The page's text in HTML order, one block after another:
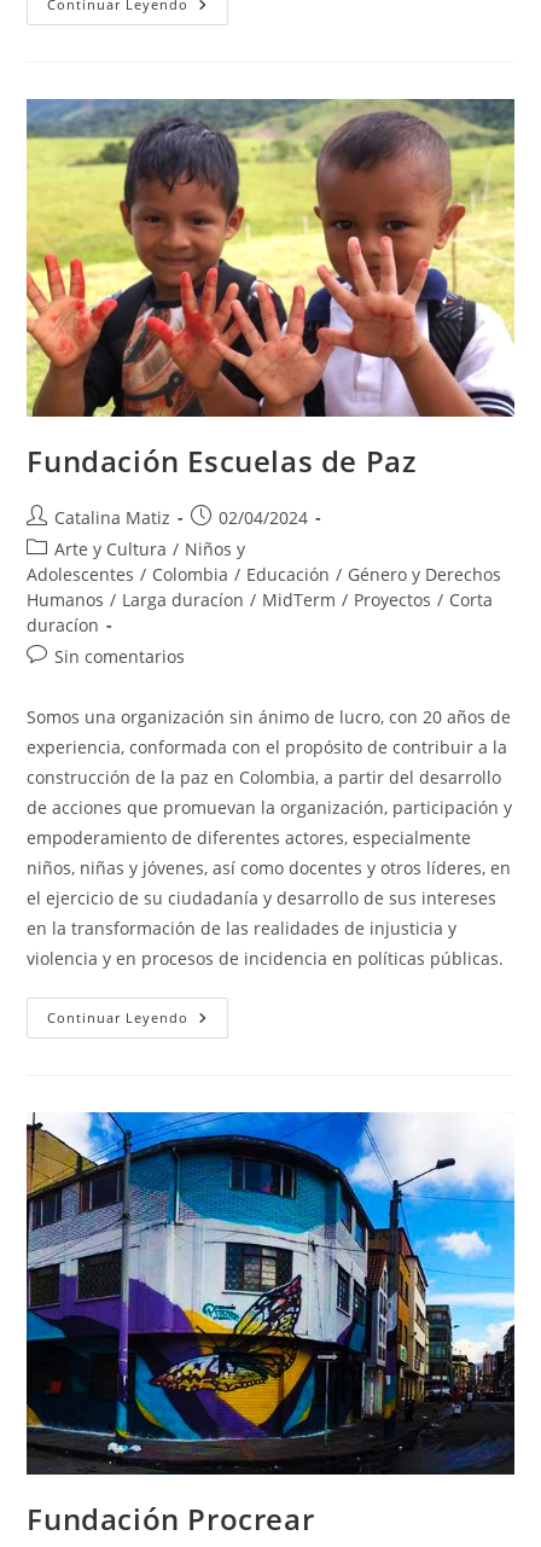
Continuar Leyendo
Zoocriadero
Fundación Escuelas de Paz
Autor
de
la
entrada:
Catalina Matiz
Publicación
de
la
entrada:
02/04/2024
Categoría
de
la
entrada:
Arte y Cultura / Niños y
Adolescentes / Colombia / Educación / Género y Derechos
Humanos / Larga duracíon / MidTerm / Proyectos / Corta
duracíon
Comentarios
la
Sin comentarios
Somos una organización sin ánimo de lucro, con 20 años de
experiencia, conformada con el propósito de contribuir a la
construcción de la paz en Colombia, a partir del desarrollo
de acciones que promuevan la organización, participación y
empoderamiento de diferentes actores, especialmente
niños, niñas y jóvenes, así como docentes y otros líderes, en
el ejercicio de su ciudadanía y desarrollo de sus intereses
en la transformación de las realidades de injusticia y
violencia y en procesos de incidencia en políticas públicas.
Continuar Leyendo Fundación
Escuelas
Fundación Procrear